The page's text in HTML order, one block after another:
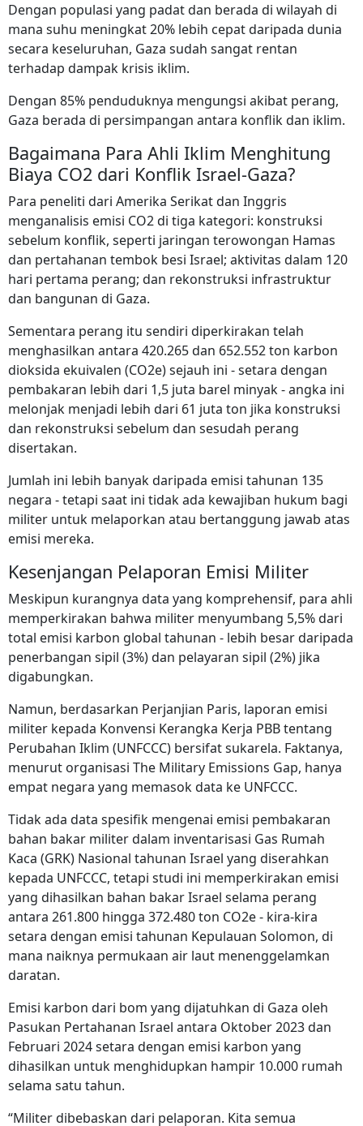
Dengan populasi yang padat dan berada di wilayah di
mana suhu meningkat 20% lebih cepat daripada dunia
secara keseluruhan, Gaza sudah sangat rentan
terhadap dampak krisis iklim.
Dengan 85% penduduknya mengungsi akibat perang,
Gaza berada di persimpangan antara konflik dan iklim.
Bagaimana Para Ahli Iklim Menghitung
Biaya CO2 dari Konflik Israel-Gaza?
Para peneliti dari Amerika Serikat dan Inggris
menganalisis emisi CO2 di tiga kategori: konstruksi
sebelum konflik, seperti jaringan terowongan Hamas
dan pertahanan tembok besi Israel; aktivitas dalam 120
hari pertama perang; dan rekonstruksi infrastruktur
dan bangunan di Gaza.
Sementara perang itu sendiri diperkirakan telah
menghasilkan antara 420.265 dan 652.552 ton karbon
dioksida ekuivalen (CO2e) sejauh ini - setara dengan
pembakaran lebih dari 1,5 juta barel minyak - angka ini
melonjak menjadi lebih dari 61 juta ton jika konstruksi
dan rekonstruksi sebelum dan sesudah perang
disertakan.
Jumlah ini lebih banyak daripada emisi tahunan 135
negara - tetapi saat ini tidak ada kewajiban hukum bagi
militer untuk melaporkan atau bertanggung jawab atas
emisi mereka.
Kesenjangan Pelaporan Emisi Militer
Meskipun kurangnya data yang komprehensif, para ahli
memperkirakan bahwa militer menyumbang 5,5% dari
total emisi karbon global tahunan - lebih besar daripada
penerbangan sipil (3%) dan pelayaran sipil (2%) jika
digabungkan.
Namun, berdasarkan Perjanjian Paris, laporan emisi
militer kepada Konvensi Kerangka Kerja PBB tentang
Perubahan Iklim (UNFCCC) bersifat sukarela. Faktanya,
menurut organisasi The Military Emissions Gap, hanya
empat negara yang memasok data ke UNFCCC.
Tidak ada data spesifik mengenai emisi pembakaran
bahan bakar militer dalam inventarisasi Gas Rumah
Kaca (GRK) Nasional tahunan Israel yang diserahkan
kepada UNFCCC, tetapi studi ini memperkirakan emisi
yang dihasilkan bahan bakar Israel selama perang
antara 261.800 hingga 372.480 ton CO2e - kira-kira
setara dengan emisi tahunan Kepulauan Solomon, di
mana naiknya permukaan air laut menenggelamkan
daratan.
Emisi karbon dari bom yang dijatuhkan di Gaza oleh
Pasukan Pertahanan Israel antara Oktober 2023 dan
Februari 2024 setara dengan emisi karbon yang
dihasilkan untuk menghidupkan hampir 10.000 rumah
selama satu tahun.
“Militer dibebaskan dari pelaporan. Kita semua